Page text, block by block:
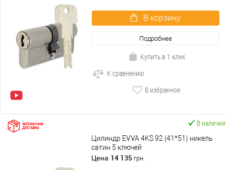
В корзину
Подробнее
Купить в 1 клик
К сравнению
В избранное
В наличии
Цилиндр EVVA 4KS 92 (41*51) никель
сатин 5 ключей
Цена 14 135 грн.